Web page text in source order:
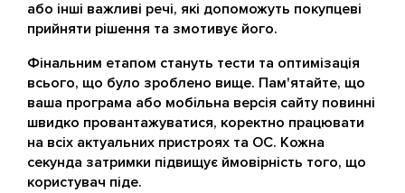
або інші важливі речі, які допоможуть покупцеві
прийняти рішення та змотивує його.
Фінальним етапом стануть тести та оптимізація
всього, що було зроблено вище. Пам'ятайте, що
ваша програма або мобільна версія сайту повинні
швидко провантажуватися, коректно працювати
на всіх актуальних пристроях та ОС. Кожна
секунда затримки підвищує ймовірність того, що
користувач піде.